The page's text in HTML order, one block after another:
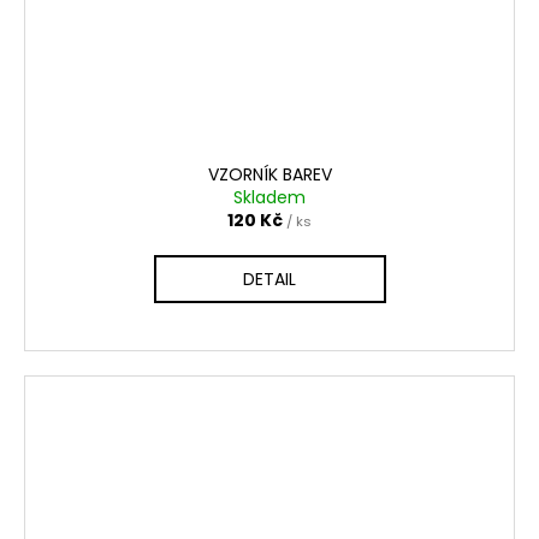
VZORNÍK BAREV
Skladem
120 Kč / ks
DETAIL